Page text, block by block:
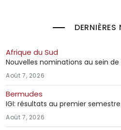
DERNIÈRES
Afrique du Sud
Nouvelles nominations au sein
Août 7, 2026
Bermudes
IGI: résultats au premier
Août 7, 2026